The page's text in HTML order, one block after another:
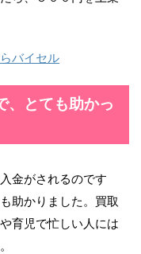
バイセル
、とても助かっ
金がされるのです
助かりました。買取
育児で忙しい人には